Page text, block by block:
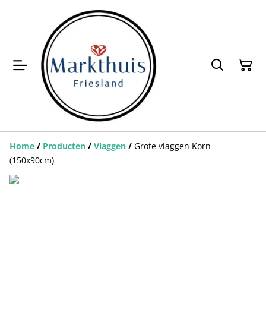
Home / Producten / Vlaggen / Grote vlaggen Korn
(150x90cm)